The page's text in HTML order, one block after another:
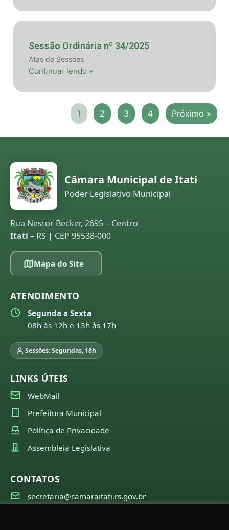
Sessão Ordinária nº 34/2025
Atas de Sessões
Continuar lendo »
1 2 3 4 Próximo »
Câmara Municipal de Itati
Poder Legislativo Municipal
Rua Nestor Becker, 2695 – Centro
Itati – RS | CEP 95538-000
Mapa do Site
ATENDIMENTO
Segunda a Sexta
08h às 12h e 13h às 17h
Sessões: Segundas, 18h
LINKS ÚTEIS
WebMail
Prefeitura Municipal
Política de Privacidade
Assembleia Legislativa
CONTATOS
secretaria@camaraitati.rs.gov.br